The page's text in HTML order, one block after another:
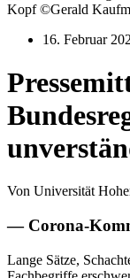
Kopf ©Gerald
16. Februar
Von Universität
— Corona-
Lange Sätze,